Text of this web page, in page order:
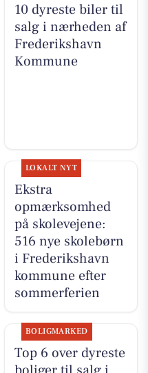
10 dyreste biler til
salg i nærheden af
Frederikshavn
Kommune
LOKALT NYT
Ekstra
opmærksomhed
på skolevejene:
516 nye skolebørn
i Frederikshavn
kommune efter
sommerferien
BOLIGMARKED
Top 6 over dyreste